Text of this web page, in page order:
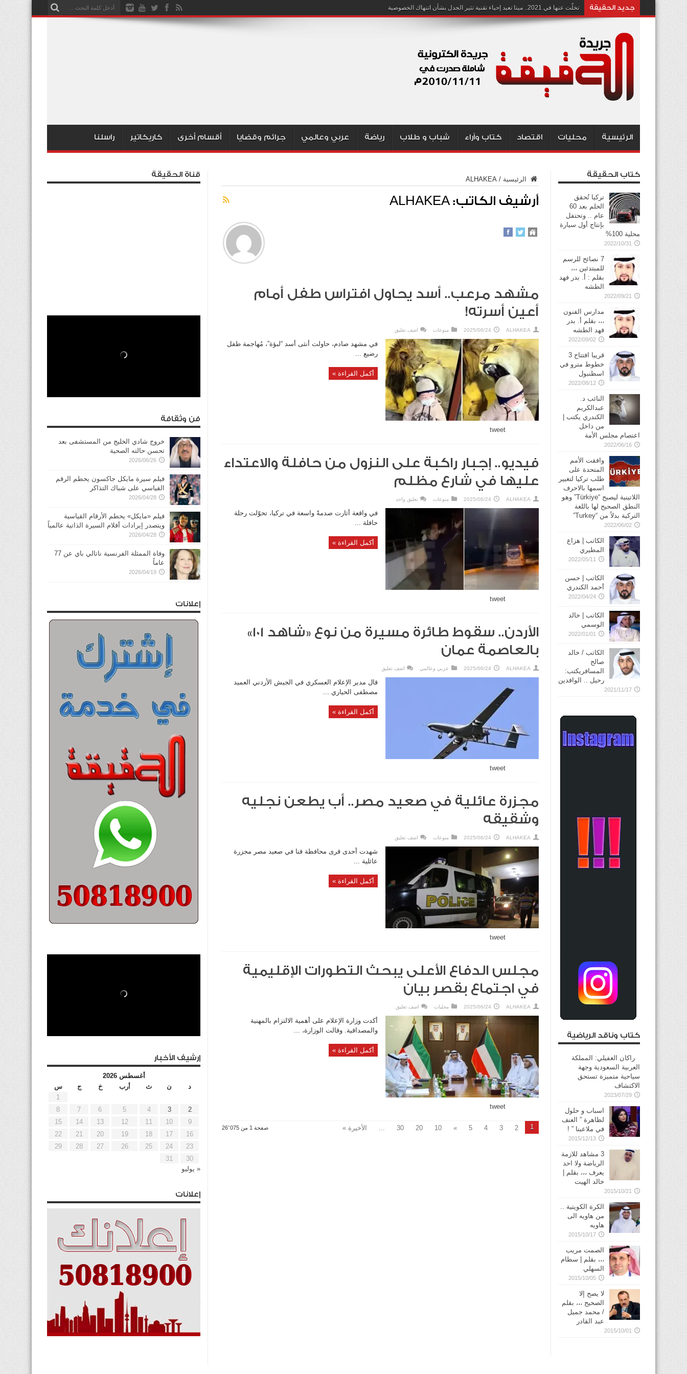
جديد الحقيقة تخلّت عنها في 2021.. ميتا تعيد إحياء تقنية تثير الجدل بشأن انتهاك الخصوصية
الرئيسية محليات اقتصاد كتاب وآراء شباب و طلاب رياضة عربي وعالمي جرائم وقضايا أقسام أخرى كاريكاتير راسلنا
الرئيسية /
ALHAKEA
أرشيف الكاتب: ALHAKEA
مشهد مرعب.. أسد يحاول افتراس طفل أمام
أعين أسرته!
ALHAKEA
2025/06/24 منوعات اضف تعليق
في مشهد صادم، حاولت أنثى أسد “لبؤة”، مُهاجمة طفل
رضيع ...
أكمل القراءة »
tweet
فيديو.. إجبار راكبة على النزول من حافلة والاعتداء
عليها في شارع مظلم
ALHAKEA
2025/06/24 منوعات تعليق واحد
في واقعة أثارت صدمةً واسعة في تركيا، تحوّلت رحلة
حافلة ...
أكمل القراءة »
tweet
الأردن.. سقوط طائرة مسيرة من نوع «شاهد 101»
بالعاصمة عمان
ALHAKEA
2025/06/24 عربي وعالمي اضف تعليق
قال مدير الإعلام العسكري في الجيش الأردني العميد
مصطفى الحياري ...
أكمل القراءة »
tweet
مجزرة عائلية في صعيد مصر.. أب يطعن نجليه
وشقيقه
ALHAKEA
2025/06/24 منوعات اضف تعليق
شهدت أحدى قرى محافظة قنا في صعيد مصر مجزرة
عائلية ...
أكمل القراءة »
tweet
مجلس الدفاع الأعلى يبحث التطورات الإقليمية
في اجتماع بقصر بيان
ALHAKEA
2025/06/24 محليات اضف تعليق
أكدت وزارة الإعلام على أهمية الالتزام بالمهنية
والمصداقية. وقالت الوزارة، ...
أكمل القراءة »
tweet
صفحة 1 من 26٬075 1
2
3
4
5
»
10
20
30
... الأخيرة »
كتاب الحقيقة
تركيا تُحقق
الحلم بعد 60
عام .. وتحتفل
بإنتاج أول سيارة
محلية 100%
2022/10/31
7 نصائح للرسم
للمبتدئين ،،،
بقلم : أ. بدر فهد
الطشه
2022/09/21
مدارس الفنون
،،، بقلم أ. بدر
فهد الطشه
2022/09/02
قريبا افتتاح 3
خطوط مترو في
2022/08/12
النائب د.
عبدالكريم
الكندري يكتب |
من داخل
اعتصام مجلس الأمة
2022/06/16
وافقت الأمم
المتحدة على
طلب تركيا لتغيير
اسمها بالاحرف
اللاتينية ليصبح “Türkiye” وهو
النطق الصحيح لها باللغة
التركية بدلاً من “Turkey”
2022/06/02
الكاتب | هزاع
المطيري
2022/05/11
الكاتب | حسن
أحمد الكندري
2022/04/24
الكاتب | خالد
الوسمي
2022/01/01
الكاتب / خالد
صالح
المسافريكتب:
رحيل .. الوافدين
2021/11/17
كتاب وناقد الرياضية
راكان الغفيلي: المملكة
العربية السعودية وجهة
سياحية متميزة تستحق
الاكتشاف
2023/07/29
اسباب و حلول
لظاهرة ” العنف
في ملاعبنا ” !
2015/12/13
3 مشاهد للازمة
الرياضة ولا احد
يعرف ،،، بقلم |
خالد الهيت
2015/10/21
الكرة الكويتية ..
من هاويه الى
هاويه
2015/10/17
الصمت مريب
،،، بقلم | سطام
السهلي
2015/10/05
لا يصح إلا
الصحيح ،،، بقلم
/ محمد جميل
عبد القادر
2015/10/01
قناة الحقيقة
فن وثقافة
خروج شادي الخليج من المستشفى بعد
تحسن حالته الصحية
2026/06/26
فيلم سيرة مايكل جاكسون يحطم الرقم
القياسي على شباك التذاكر
2026/04/28
فيلم «مايكل» يحطم الأرقام القياسية
ويتصدر إيرادات أفلام السيرة الذاتية عالمياً
2026/04/28
وفاة الممثلة الفرنسية ناتالي باي عن 77
عاماً
2026/04/19
إعلانات
إرشيف الأخبار
أغسطس 2026
د
ن ث أرب خ ج
س
1
2
3
4
5
6
7
8
9
10
11
12
13
14
15
16
17
18
19
20
21
22
23
24
25
26
27
28
29
30
31
« يوليو
إعلانات